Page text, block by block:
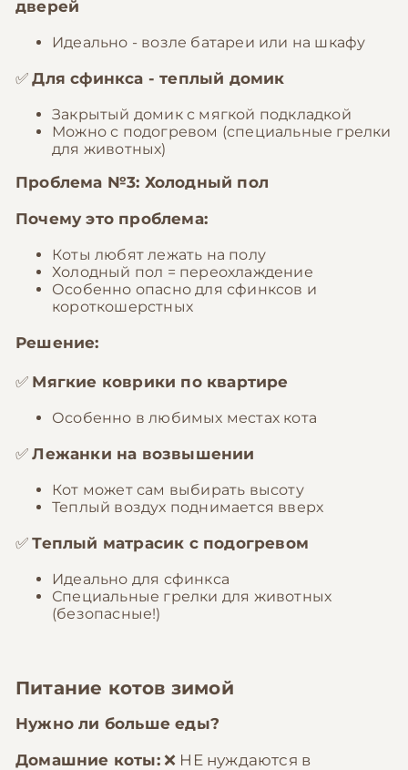
дверей
Идеально - возле батареи или на шкафу
✅Для сфинкса - теплый домик
Закрытый домик с мягкой подкладкой
Можно с подогревом (специальные грелки
для животных)
Проблема №3: Холодный пол
Почему это проблема:
Коты любят лежать на полу
Холодный пол = переохлаждение
Особенно опасно для сфинксов и
короткошерстных
Решение:
✅ Мягкие коврики по квартире
Особенно в любимых местах кота
✅Лежанки на возвышении
Кот может сам выбирать высоту
Теплый воздух поднимается вверх
✅Теплый матрасик с подогревом
Идеально для сфинкса
Специальные грелки для животных
(безопасные!)
Питание котов зимой
Нужно ли больше еды?
Домашние коты:❌ НЕ нуждаются в